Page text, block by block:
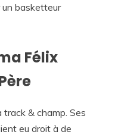
basketteur
Félix
track & champ. Ses
eu droit à de